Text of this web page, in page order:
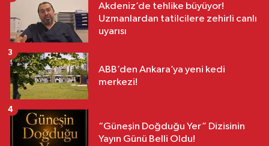
Akdeniz’de tehlike büyüyor!
Uzmanlardan tatilcilere zehirli canlı
uyarısı
ABB’den Ankara’ya yeni kedi
merkezi!
3
“Güneşin Doğduğu Yer” Dizisinin
Yayın Günü Belli Oldu!
4